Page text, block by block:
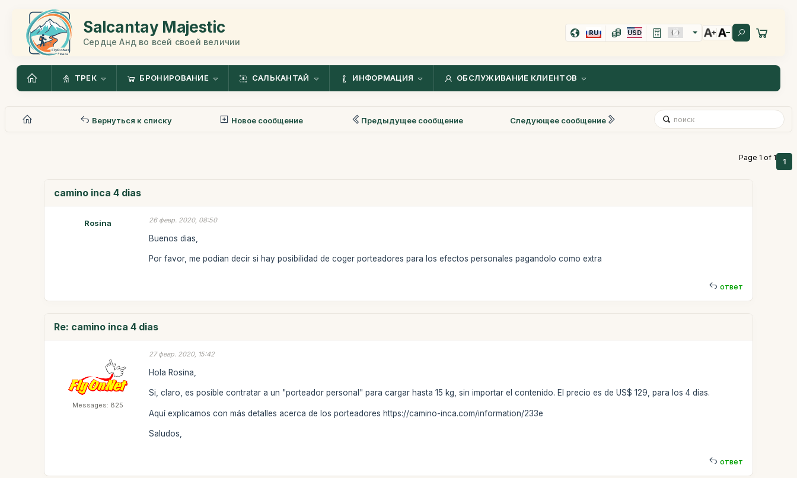
Salcantay Majestic
Сердце Анд во всей своей величии
RU USD
ТРЕК БРОНИРОВАНИЕ САЛЬКАНТАЙ ИНФОРМАЦИЯ ОБСЛУЖИВАНИЕ КЛИЕНТОВ
Вернуться к списку Новое сообщение Предыдущее сообщение Следующее сообщение
Page 1 of 1 1
camino inca 4 dias
Rosina 26 февр. 2020, 08:50
Buenos dias,
Por favor, me podian decir si hay posibilidad de coger porteadores para los efectos personales pagandolo como extra
ответ
Re: camino inca 4 dias
Messages: 825
27 февр. 2020, 15:42
Hola Rosina,
Si, claro, es posible contratar a un "porteador personal" para cargar hasta 15 kg, sin importar el contenido. El precio es de US$ 129, para los 4 días.
Aquí explicamos con más detalles acerca de los porteadores https://camino-inca.com/information/233e
Saludos,
ответ